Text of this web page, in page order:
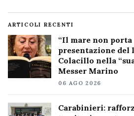
ARTICOLI RECENTI
“Il mare non porta
presentazione del
Colacillo nella
Messer Marino
06 AGO 2026
Carabinieri: